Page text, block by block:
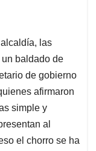
las
baldado de
de gobierno
afirmaron
simple y
al
el chorro se ha